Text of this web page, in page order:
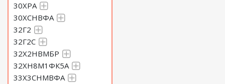
30ХРА
30ХСНВФА
32Г2
32Г2С
32Х2НВМБР
32ХН8М1ФК5А
33Х3СНМВФА